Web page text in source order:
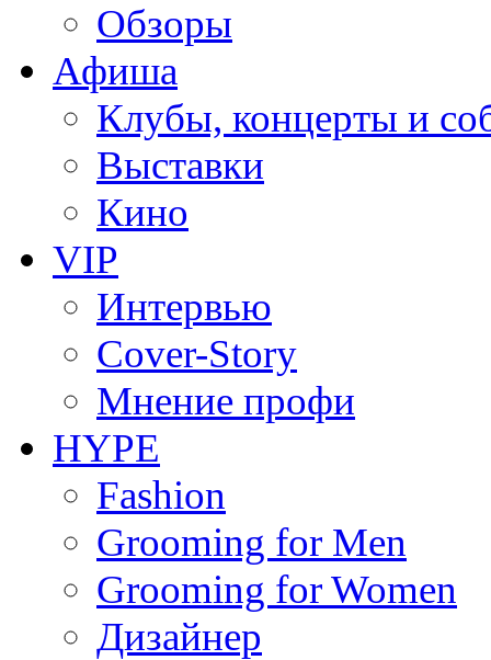
Обзоры
Афиша
Клубы, концерты и
Выставки
Кино
VIP
Интервью
Cover-Story
Мнение профи
HYPE
Fashion
Grooming for Men
Grooming for Women
Дизайнер